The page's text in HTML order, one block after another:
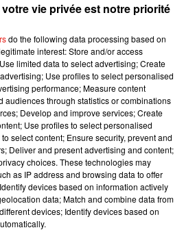
août 2026
et Didi B dévoilent le single le plus
de l’année
2026
et Amélie Lens dévoilent leur
tant attendue
vie privée est notre priorité
do the following data processing based on
interest: Store and/or access
limited data to select advertising; Create
Use profiles to select personalised
performance; Measure content
audiences through statistics or combinations
Develop and improve services; Create
Use profiles to select personalised
select content; Ensure security, prevent and
Deliver and present advertising and content;
choices. These technologies may
as IP address and browsing data to offer
devices based on information actively
data; Match and combine data from
devices; Identify devices based on